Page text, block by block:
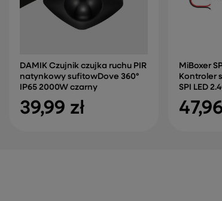
DAMIK Czujnik czujka ruchu PIR
natynkowy sufitowDove 360°
IP65 2000W czarny
39,99 zł
MiBoxer
Kontroler
SPI LED